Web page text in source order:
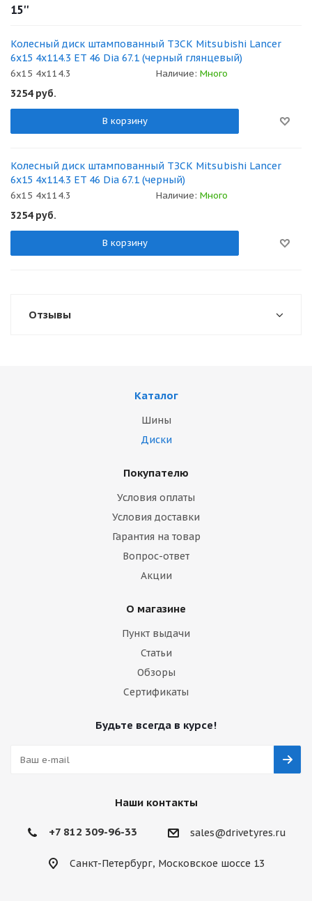
15''
Колесный диск штампованный ТЗСК Mitsubishi Lancer
6x15 4x114.3 ET 46 Dia 67.1 (черный глянцевый)
6x15 4x114.3 Наличие: Много
3254руб.
В корзину
Колесный диск штампованный ТЗСК Mitsubishi Lancer
6x15 4x114.3 ET 46 Dia 67.1 (черный)
6x15 4x114.3 Наличие: Много
3254руб.
В корзину
Отзывы
Каталог
Шины
Диски
Покупателю
Условия оплаты
Условия доставки
Гарантия на товар
Вопрос-ответ
Акции
О магазине
Пункт выдачи
Статьи
Обзоры
Сертификаты
Будьте всегда в курсе!
Наши контакты
+7 812 309-96-33 sales@drivetyres.ru
Санкт-Петербург, Московское шоссе 13